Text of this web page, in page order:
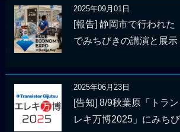
2025年09月01日
[報告] 静岡市で行われた
でみちびきの講演と展示
2025年06月23日
[告知] 8/9秋葉原「トラ
レキ万博2025」にみち